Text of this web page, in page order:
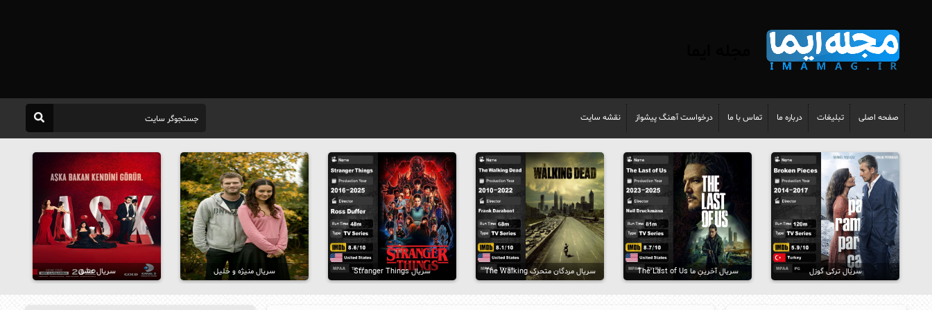
صفحه اصلی تبلیغات درباره ما تماس با ما درخواست آهنگ پیشواز نقشه سایت
سریال ترکی گوزل سریال آخرینِ ما The Last of Us
سریال مردگان متحرک The Walking
Dead
سریال Stranger Things سریال منیژه و خلیل سریال عشق